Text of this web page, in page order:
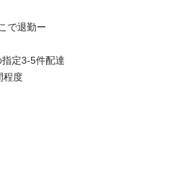
で退勤ー
定3-5件配達
程度